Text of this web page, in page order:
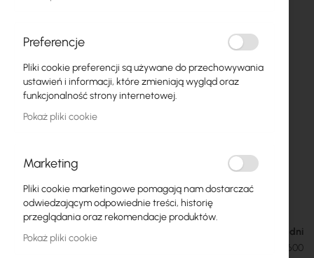
początek
galerii
CATlink/Digitus :: Szafka wisząca 19" 18U
600x600 RAL7035
650,36 zł
528,75 zł
Dostępność: 1-2 dni
CL-W19-18U-600
Preferencje
Pliki cookie preferencji są używane do przechowywania
ustawień i informacji, które zmieniają wygląd oraz
funkcjonalność strony internetowej.
Pokaż pliki cookie
Marketing
Pliki cookie marketingowe pomagają nam dostarczać
odwiedzającym odpowiednie treści, historię
przeglądania oraz rekomendacje produktów.
Pokaż pliki cookie